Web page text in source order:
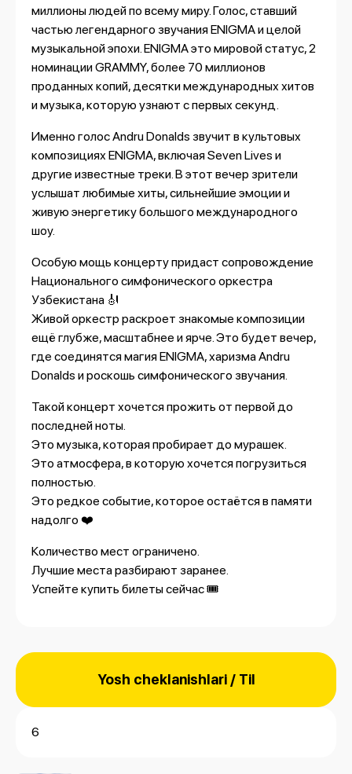
миллионы людей по всему миру. Голос, ставший
частью легендарного звучания ENIGMA и целой
музыкальной эпохи. ENIGMA это мировой статус, 2
номинации GRAMMY, более 70 миллионов
проданных копий, десятки международных хитов
и музыка, которую узнают с первых секунд.
Именно голос Andru Donalds звучит в культовых
композициях ENIGMA, включая Seven Lives и
другие известные треки. В этот вечер зрители
услышат любимые хиты, сильнейшие эмоции и
живую энергетику большого международного
шоу.
Особую мощь концерту придаст сопровождение
Национального симфонического оркестра
Узбекистана 🎻
Живой оркестр раскроет знакомые композиции
ещё глубже, масштабнее и ярче. Это будет вечер,
где соединятся магия ENIGMA, харизма Andru
Donalds и роскошь симфонического звучания.
Такой концерт хочется прожить от первой до
последней ноты.
Это музыка, которая пробирает до мурашек.
Это атмосфера, в которую хочется погрузиться
полностью.
Это редкое событие, которое остаётся в памяти
надолго ❤️
Количество мест ограничено.
Лучшие места разбирают заранее.
Успейте купить билеты сейчас 🎟️
Yosh cheklanishlari / Til
6